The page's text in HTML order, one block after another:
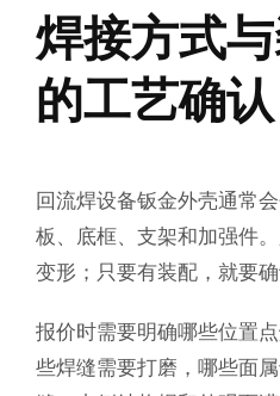
焊接方式
的工艺确认
回流焊设备钣金外壳通常
板、底框、支架和加强件
变形；只要有装配，就要确
报价时需要明确哪些位置
些焊缝需要打磨，哪些面